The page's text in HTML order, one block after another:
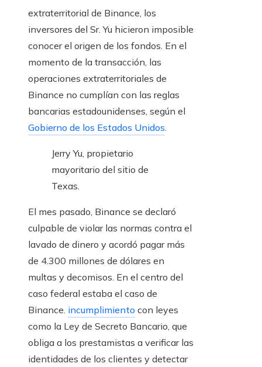
extraterritorial de Binance, los
inversores del Sr. Yu hicieron imposible
conocer el origen de los fondos. En el
momento de la transacción, las
operaciones extraterritoriales de
Binance no cumplían con las reglas
bancarias estadounidenses, según el
Gobierno de los Estados Unidos.
Jerry Yu, propietario
mayoritario del sitio de
Texas.
El mes pasado, Binance se declaró
culpable de violar las normas contra el
lavado de dinero y acordó pagar más
de 4.300 millones de dólares en
multas y decomisos. En el centro del
caso federal estaba el caso de
Binance. incumplimiento con leyes
como la Ley de Secreto Bancario, que
obliga a los prestamistas a verificar las
identidades de los clientes y detectar